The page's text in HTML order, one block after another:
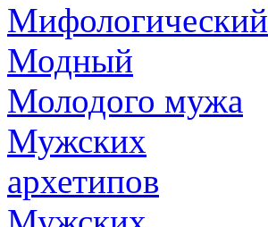
Мифологический
Модный
Молодого мужа
Мужских
архетипов